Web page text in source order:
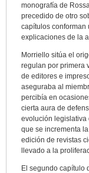
monografía de
precedido de otro
capítulos conforman
explicaciones de la
Morriello sitúa el
regulan por primera
de editores e
aseguraba al
percibía en
cierta aura de
evolución legislativa
que se incrementa
edición de revistas
llevado a la
El segundo capítulo